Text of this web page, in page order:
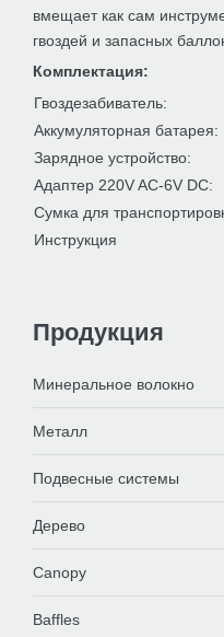
вмещает как сам
гвоздей и запасных
Комплектация:
Гвоздезабиватель:
Аккумуляторная батарея:
Зарядное устройство:
Адаптер 220V AC-6V DC:
Сумка для
Инструкция
Получить ли копию
Продукция
Минеральное волокно
Металл
Подвесные системы
Дерево
Canopy
Baffles